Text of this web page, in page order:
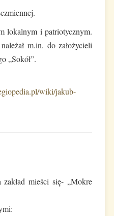
lokalnym i patriotycznym.
m.in. do założycieli
„Sokół”.
wiki/jakub-
zakład mieści się- „Mokre